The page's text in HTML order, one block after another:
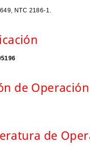
NTC 2186-1.
de Operación
de